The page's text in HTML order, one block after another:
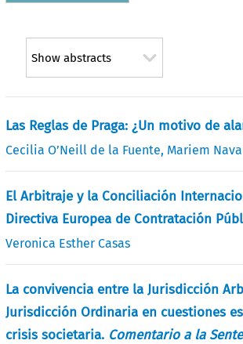
Show abstracts
Las Reglas de Praga: ¿Un motivo de
Cecilia O’Neill de la Fuente, Mariem
El Arbitraje y la Conciliación
Directiva Europea de Contratación
Veronica Esther Casas
La convivencia entre la Jurisdicción
Jurisdicción Ordinaria en cuestiones
crisis societaria. Comentario a la